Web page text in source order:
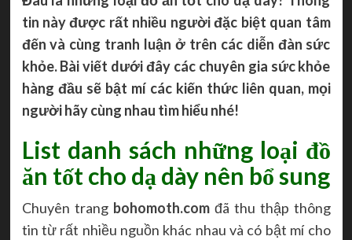
tin này được rất nhiều người đặc biệt quan tâm
đến và cùng tranh luận ở trên các diễn đàn sức
khỏe. Bài viết dưới đây các chuyên gia sức khỏe
hàng đầu sẽ bật mí các kiến thức liên quan, mọi
người hãy cùng nhau tìm hiểu nhé!
List danh sách những loại đồ
ăn tốt cho dạ dày nên bổ sung
Chuyên trang bohomoth.comđã thu thập thông
tin từ rất nhiều nguồn khác nhau và có bật mí cho